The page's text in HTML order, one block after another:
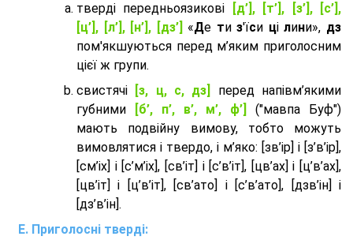
тверді передньоязикові
[д’], [т’], [з’], [с’],
[ц’], [л’], [н’], [дз’] «Де тиз'їси цілини», дз
пом'якшуються перед м’яким приголосним
цієї ж групи.
cвистячі
[з, ц, с, дз]
перед напівм’якими
губними
[б’, п’, в’, м’, ф’]
("мавпа Буф")
мають подвійну вимову, тобто можуть
вимовлятися і твердо, і м’яко: [зв’ір] і [з’в’ір],
[см’іх] і [с’м’іх], [св’іт] і [с’в’іт], [цв’ах] і [ц’в’ах],
[цв’іт] і [ц’в’іт], [св’ато] і [с’в’ато], [дзв’iн] і
[дз’в’iн].
Приголосні тверді: